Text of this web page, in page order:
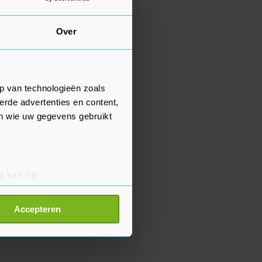
Over
van technologieën zoals
advertenties en content,
wie uw gegevens gebruikt
kan zijn
detailgedeelte
Accepteren